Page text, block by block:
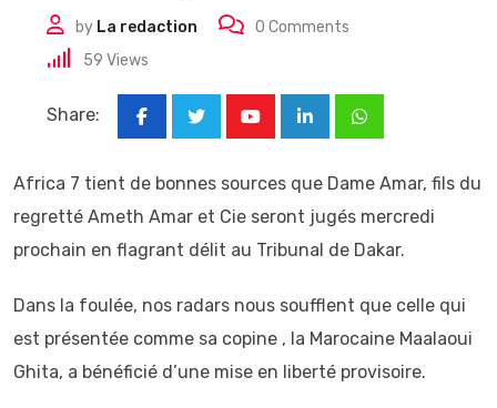
by La redaction 0 Comments
59 Views
Share:
LinkedInWhatsapp
Africa 7 tient de bonnes sources que Dame Amar, fils du
regretté Ameth Amar et Cie seront jugés mercredi
prochain en flagrant délit au Tribunal de Dakar.
Dans la foulée, nos radars nous soufflent que celle qui
est présentée comme sa copine , la Marocaine Maalaoui
Ghita, a bénéficié d’une mise en liberté provisoire.